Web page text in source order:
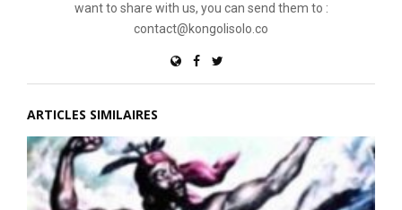
want to share with us, you can send them to :
contact@kongolisolo.co
ARTICLES SIMILAIRES